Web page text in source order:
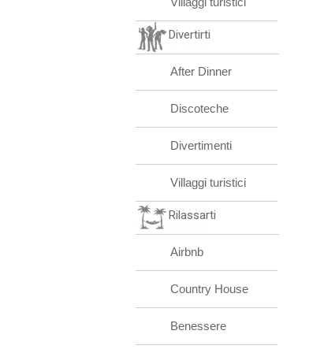
Divertirti
After Dinner
Discoteche
Divertimenti
Villaggi turistici
Rilassarti
Airbnb
Country House
Benessere